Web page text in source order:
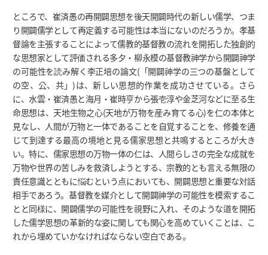
ところで、崔済愚の再開闢思想を後天開闢時代の新しい儒学、つま
り開闢儒学として再定義する可能性は本当にないのだろうか。孝基
督論を主張することによって儒教的基督教の流れを開拓した独創的
な思想家として評価される多夕・柳永模の基督教神学から開闢神学
の可能性を読み解く李正培の論文(「開闢神学の三つの基盤として
の空、公、共」)は、新しい思想的作業を成功させている。さら
に、水雲・崔済愚と海月・崔時亨から張壱淳や金芝河などに至る生
命思想は、天地生物之心(天地が万物を産み育てる心)を仁の本体と
見なし、人間が万物と一体であることを自覚することを、修養を通
じて到達する最高の境地と見る儒家思想と共鳴するところが大き
い。特に、儒家思想の万物一体の仁は、人間らしさの完全な成就を
万物や世界の苦しみを救済しようとする、宗教的とも言える無限の
責任意識とともに悩むという点においても、開闢思想と重要な対話
相手であろう。基督教を媒介として開闢神学の可能性を模索するこ
とと同様に、開闢儒学の可能性を視野に入れ、そのような道を開拓
した儒学思想の革新的な姿に関しても関心を高めていくことは、こ
れから埋めていかなければならない空白である。